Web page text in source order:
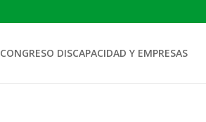
CONGRESO DISCAPACIDAD Y EMPRESAS